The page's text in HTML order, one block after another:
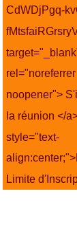
CdWDjPgq-
rel="noreferrer
noopener">
la réunion </
style="text-
Limite